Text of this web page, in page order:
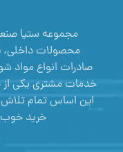
مجموعه ستیا
محصولات داخلی،
صادرات انواع مواد
خدمات مشتری یکی از
این اساس تمام تلاش
خرید خوب